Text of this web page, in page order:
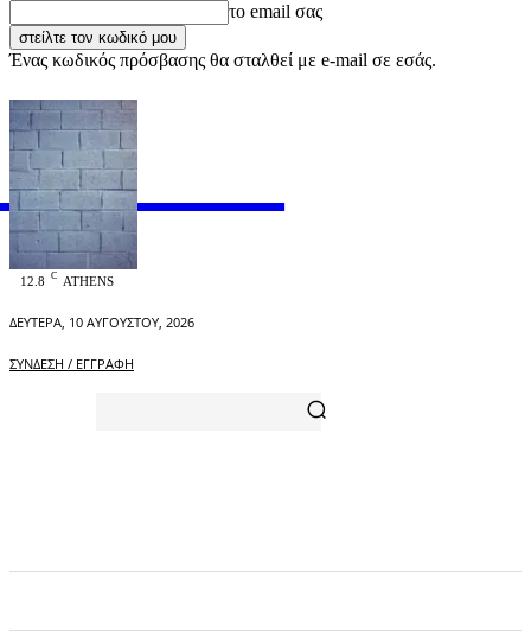
το email σας
Ένας κωδικός πρόσβασης θα σταλθεί με e-mail σε εσάς.
OFFICIAL
12.8 C ATHENS
ΔΕΥΤΈΡΑ, 10 ΑΥΓΟΎΣΤΟΥ, 2026
ΣΎΝΔΕΣΗ / ΕΓΓΡΑΦΉ